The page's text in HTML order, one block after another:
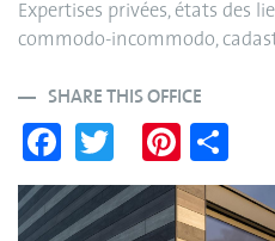
Expertises privées, états des
commodo-incommodo,
SHARE THIS OFFICE
Fa
ce
bo
wi
tte
Pi
nt
er
ha
re